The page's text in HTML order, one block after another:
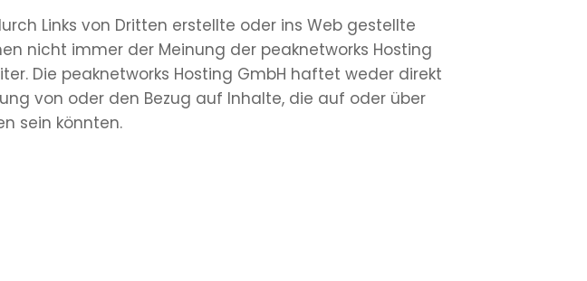
Links von Dritten erstellte oder ins Web gestellte
nicht immer der Meinung der peaknetworks Hosting
Die peaknetworks Hosting GmbH haftet weder direkt
von oder den Bezug auf Inhalte, die auf oder über
sein könnten.